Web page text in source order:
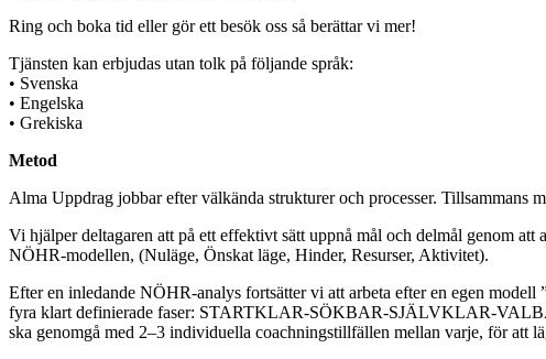
Ring och boka tid eller gör ett besök oss så berättar vi mer!
Tjänsten kan erbjudas utan tolk på följande språk:
• Svenska
• Engelska
• Grekiska
Metod
Alma Uppdrag jobbar efter välkända strukturer och processer.
Vi hjälper deltagaren att på ett effektivt sätt uppnå mål och delmål genom att
NÖHR-modellen, (Nuläge, Önskat läge, Hinder, Resurser, Aktivitet).
Efter en inledande NÖHR-analys fortsätter vi att arbeta efter en egen modell
fyra klart definierade faser: STARTKLAR-SÖKBAR-SJÄLVKLAR-
ska genomgå med 2–3 individuella coachningstillfällen mellan varje, för att